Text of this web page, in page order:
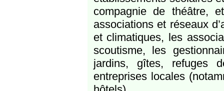
compagnie de théâtre,
associations et réseaux
et climatiques, les
scoutisme, les
jardins, gîtes, refuges
entreprises locales